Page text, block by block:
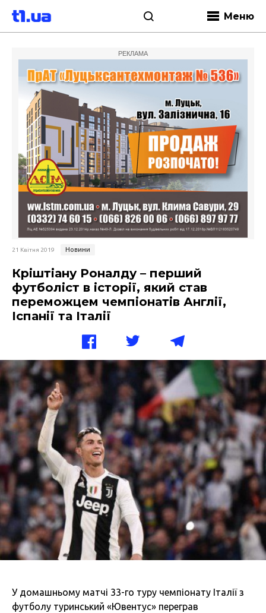
Меню
РЕКЛАМА
21 Квітня 2019 Новини
Кріштіану Роналду – перший
футболіст в історії, який став
переможцем чемпіонатів Англії,
Іспанії та Італії
У домашньому матчі 33-го туру чемпіонату Італії з
футболу туринський «Ювентус» переграв